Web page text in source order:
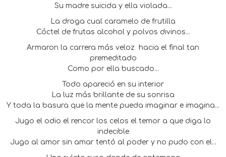
Su madre suicida y ella violada...
La droga cual caramelo de frutilla
Cóctel de frutas alcohol y polvos divinos...
Armaron la carrera más veloz hacia el final tan
premeditado
Como por ella buscado...
Todo apareció en su interior
La luz más brillante de su sonrisa
Y toda la basura que la mente pueda imaginar e imagina...
Jugo el odio el rencor los celos el temor a que diga lo
indecible
Jugo al amor sin amar tentó al poder y no pudo con el...